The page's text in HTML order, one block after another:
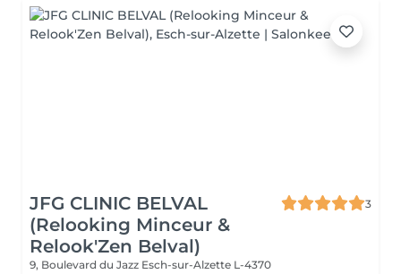
JFG CLINIC BELVAL
(Relooking Minceur &
Relook'Zen Belval)
3
9, Boulevard du Jazz Esch-sur-Alzette L-4370